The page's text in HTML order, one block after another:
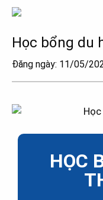
Học bổng du
Đăng ngày: 11/05/
HỌC